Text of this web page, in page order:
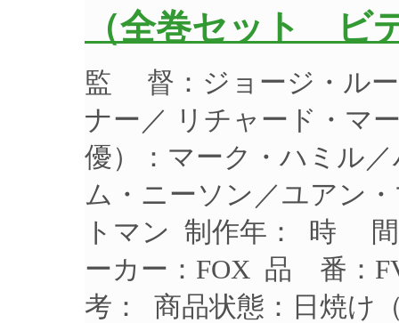
（全巻セット ビ
監 督：ジョージ・ル
ナー／ リチャード・マ
優）：マーク・ハミル
ム・ニーソン／ユアン
トマン 制作年： 時 間
ーカー：FOX 品 番：
考： 商品状態：日焼け